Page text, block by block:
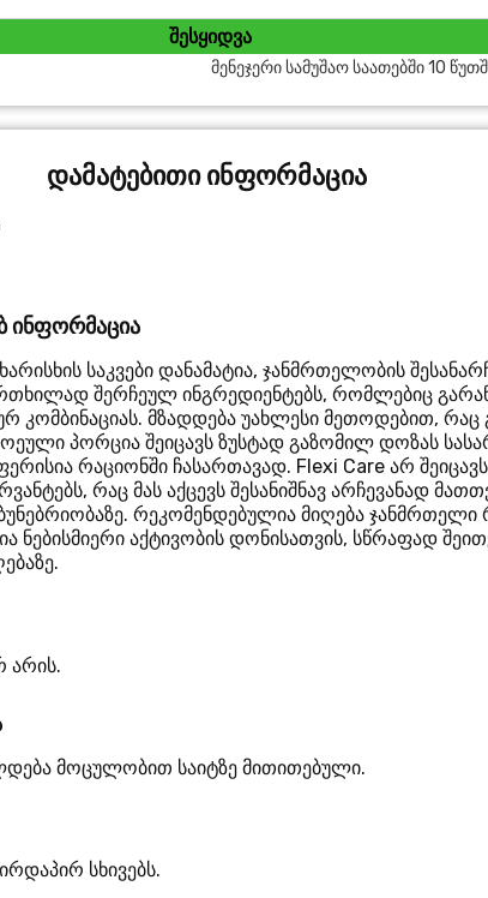
შესყიდვა
მენეჯერი სამუშაო საათებში 10
დამატებითი ინფორმაცია
ინფორმაცია
საკვები დანამატია, ჯანმრთელობის
შერჩეულ ინგრედიენტებს, რომლებიც
კომბინაციას. მზადდება უახლესი მეთოდებით, რაც
პორცია შეიცავს ზუსტად გაზომილ დოზას
რაციონში ჩასართავად. Flexi Care არ
რაც მას აქცევს შესანიშნავ არჩევანად
რეკომენდებულია მიღება ჯანმრთელი
ნებისმიერი აქტივობის დონისათვის, სწრაფად
არის.
მოცულობით საიტზე მითითებული.
სხივებს.